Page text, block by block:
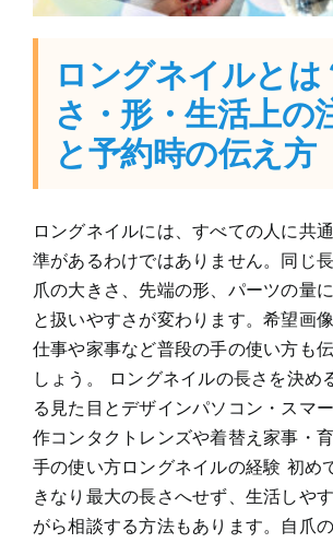
ロングネイルとは
さ・形・生活上の
と予約時の伝え方
ロングネイルには、すべての人に共
準があるわけではありません。同じ
爪の大きさ、先端の形、パーツの量
と扱いやすさが変わります。希望画像
仕事や家事など普段の手の使い方も
しょう。 ロングネイルの長さを決め
る見た目とデザインパソコン・スマ
作コンタクトレンズや着替え家事・
手の使い方ロングネイルの経験 初め
きなり最大の長さへせず、生活しや
がら相談する方法もあります。自爪